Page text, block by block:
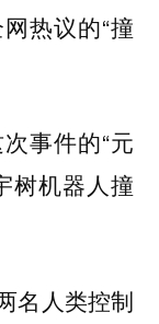
热议的“撞
事件的“元
机器人撞
名人类控制